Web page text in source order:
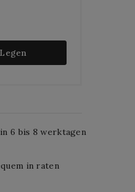
6 bis 8 werktagen
in raten